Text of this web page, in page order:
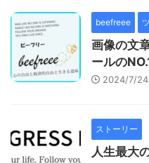
beefreee
画像の文
ールの
2024/7/24
ストーリー
人生最大